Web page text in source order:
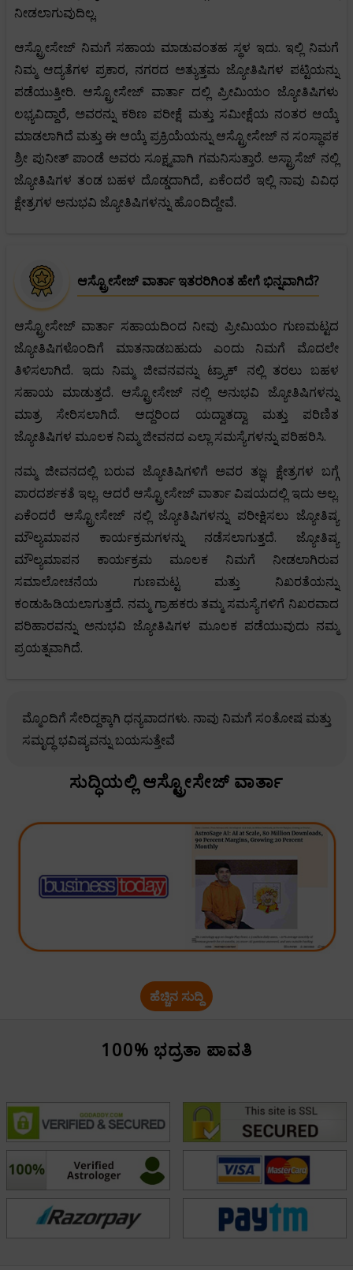
ನೀಡಲಾಗುವುದಿಲ್ಲ.
ಆಸ್ಟ್ರೋಸೇಜ್ ನಿಮಗೆ ಸಹಾಯ ಮಾಡುವಂತಹ ಸ್ಥಳ ಇದು. ಇಲ್ಲಿ ನಿಮಗೆ
ನಿಮ್ಮ ಆದ್ಯತೆಗಳ ಪ್ರಕಾರ, ನಗರದ ಅತ್ಯುತ್ತಮ ಜ್ಯೋತಿಷಿಗಳ ಪಟ್ಟಿಯನ್ನು
ಪಡೆಯುತ್ತೀರಿ. ಆಸ್ಟ್ರೋಸೇಜ್ ವಾರ್ತಾ ದಲ್ಲಿ ಪ್ರೀಮಿಯಂ ಜ್ಯೋತಿಷಿಗಳು
ಲಭ್ಯವಿದ್ದಾರೆ, ಅವರನ್ನು ಕಠಿಣ ಪರೀಕ್ಷೆ ಮತ್ತು ಸಮೀಕ್ಷೆಯ ನಂತರ ಆಯ್ಕೆ
ಮಾಡಲಾಗಿದೆ ಮತ್ತು ಈ ಆಯ್ಕೆ ಪ್ರಕ್ರಿಯೆಯನ್ನು ಆಸ್ಟ್ರೋಸೇಜ್ ನ ಸಂಸ್ಥಾಪಕ
ಶ್ರೀ ಪುನೀತ್ ಪಾಂಡೆ ಅವರು ಸೂಕ್ಷ್ಮವಾಗಿ ಗಮನಿಸುತ್ತಾರೆ. ಅಸ್ಟ್ರಾಸೆಜ್ ನಲ್ಲಿ
ಜ್ಯೋತಿಷಿಗಳ ತಂಡ ಬಹಳ ದೊಡ್ಡದಾಗಿದೆ, ಏಕೆಂದರೆ ಇಲ್ಲಿ ನಾವು ವಿವಿಧ
ಕ್ಷೇತ್ರಗಳ ಅನುಭವಿ ಜ್ಯೋತಿಷಿಗಳನ್ನು ಹೊಂದಿದ್ದೇವೆ.
ಆಸ್ಟ್ರೋಸೇಜ್ ವಾರ್ತಾ ಇತರರಿಗಿಂತ ಹೇಗೆ ಭಿನ್ನವಾಗಿದೆ?
ಆಸ್ಟ್ರೋಸೇಜ್ ವಾರ್ತಾ ಸಹಾಯದಿಂದ ನೀವು ಪ್ರೀಮಿಯಂ ಗುಣಮಟ್ಟದ
ಜ್ಯೋತಿಷಿಗಳೊಂದಿಗೆ ಮಾತನಾಡಬಹುದು ಎಂದು ನಿಮಗೆ ಮೊದಲೇ
ತಿಳಿಸಲಾಗಿದೆ. ಇದು ನಿಮ್ಮ ಜೀವನವನ್ನು ಟ್ರ್ಯಾಕ್ ನಲ್ಲಿ ತರಲು ಬಹಳ
ಸಹಾಯ ಮಾಡುತ್ತದೆ. ಆಸ್ಟ್ರೋಸೇಜ್ ನಲ್ಲಿ ಅನುಭವಿ ಜ್ಯೋತಿಷಿಗಳನ್ನು
ಮಾತ್ರ ಸೇರಿಸಲಾಗಿದೆ. ಆದ್ದರಿಂದ ಯದ್ವಾತದ್ವಾ ಮತ್ತು ಪರಿಣಿತ
ಜ್ಯೋತಿಷಿಗಳ ಮೂಲಕ ನಿಮ್ಮ ಜೀವನದ ಎಲ್ಲಾ ಸಮಸ್ಯೆಗಳನ್ನು ಪರಿಹರಿಸಿ.
ನಮ್ಮ ಜೀವನದಲ್ಲಿ ಬರುವ ಜ್ಯೋತಿಷಿಗಳಿಗೆ ಅವರ ತಜ್ಞ ಕ್ಷೇತ್ರಗಳ ಬಗ್ಗೆ
ಪಾರದರ್ಶಕತೆ ಇಲ್ಲ. ಆದರೆ ಆಸ್ಟ್ರೋಸೇಜ್ ವಾರ್ತಾ ವಿಷಯದಲ್ಲಿ ಇದು ಅಲ್ಲ.
ಏಕೆಂದರೆ ಆಸ್ಟ್ರೋಸೇಜ್ ನಲ್ಲಿ ಜ್ಯೋತಿಷಿಗಳನ್ನು ಪರೀಕ್ಷಿಸಲು ಜ್ಯೋತಿಷ್ಯ
ಮೌಲ್ಯಮಾಪನ ಕಾರ್ಯಕ್ರಮಗಳನ್ನು ನಡೆಸಲಾಗುತ್ತದೆ. ಜ್ಯೋತಿಷ್ಯ
ಮೌಲ್ಯಮಾಪನ ಕಾರ್ಯಕ್ರಮ ಮೂಲಕ ನಿಮಗೆ ನೀಡಲಾಗಿರುವ
ಸಮಾಲೋಚನೆಯ ಗುಣಮಟ್ಟ ಮತ್ತು ನಿಖರತೆಯನ್ನು
ಕಂಡುಹಿಡಿಯಲಾಗುತ್ತದೆ. ನಮ್ಮ ಗ್ರಾಹಕರು ತಮ್ಮ ಸಮಸ್ಯೆಗಳಿಗೆ ನಿಖರವಾದ
ಪರಿಹಾರವನ್ನು ಅನುಭವಿ ಜ್ಯೋತಿಷಿಗಳ ಮೂಲಕ ಪಡೆಯುವುದು ನಮ್ಮ
ಪ್ರಯತ್ನವಾಗಿದೆ.
ಮ್ಮೊಂದಿಗೆ ಸೇರಿದ್ದಕ್ಕಾಗಿ ಧನ್ಯವಾದಗಳು. ನಾವು ನಿಮಗೆ ಸಂತೋಷ ಮತ್ತು
ಸಮೃದ್ಧ ಭವಿಷ್ಯವನ್ನು ಬಯಸುತ್ತೇವೆ
ಸುದ್ಧಿಯಲ್ಲಿ ಆಸ್ಟ್ರೋಸೇಜ್ ವಾರ್ತಾ
ಹೆಚ್ಚಿನ ಸುದ್ದಿ
100% ಭದ್ರತಾ ಪಾವತಿ